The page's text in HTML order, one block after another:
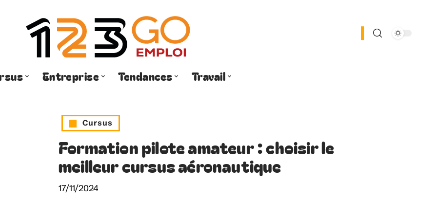
Entreprise Tendances Travail
Cursus
Formation pilote amateur : choisir le
meilleur cursus aéronautique
17/11/2024